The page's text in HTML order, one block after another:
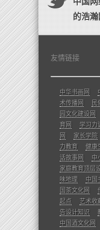
的浩
友情链接
中华书画网
术传播网
民
园文化建设网
育网
学习力
网
家长学院
力教育
健康
话故事网
中
家庭教育顶层
味地理
中国
国茶文化网
起点
艺术收
告设计知识
中国酒文化网